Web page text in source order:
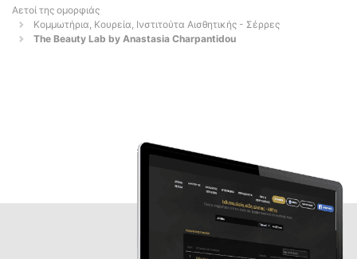
Αετοί της ομορφιάς
Κομμωτήρια, Κουρεία, Ινστιτούτα Αισθητικής - Σέρρες
Τhe Beauty Lab by Anastasia Charpantidou